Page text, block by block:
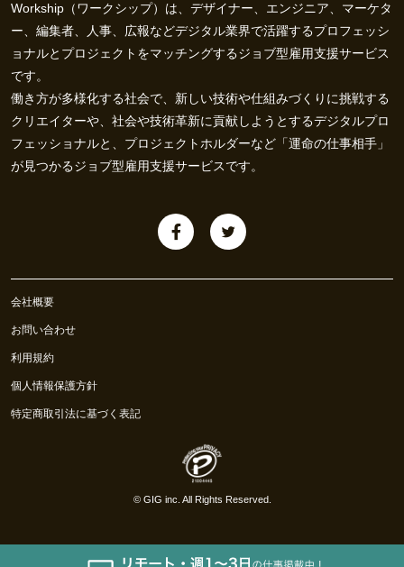
Workship（ワークシップ）は、デザイナー、エンジニア、マーケタ
ー、編集者、人事、広報などデジタル業界で活躍するプロフェッシ
ョナルとプロジェクトをマッチングするジョブ型雇用支援サービス
です。
働き方が多様化する社会で、新しい技術や仕組みづくりに挑戦する
クリエイターや、社会や技術革新に貢献しようとするデジタルプロ
フェッショナルと、プロジェクトホルダーなど「運命の仕事相手」
が見つかるジョブ型雇用支援サービスです。
会社概要
お問い合わせ
利用規約
個人情報保護方針
特定商取引法に基づく表記
© GIG inc. All Rights Reserved.